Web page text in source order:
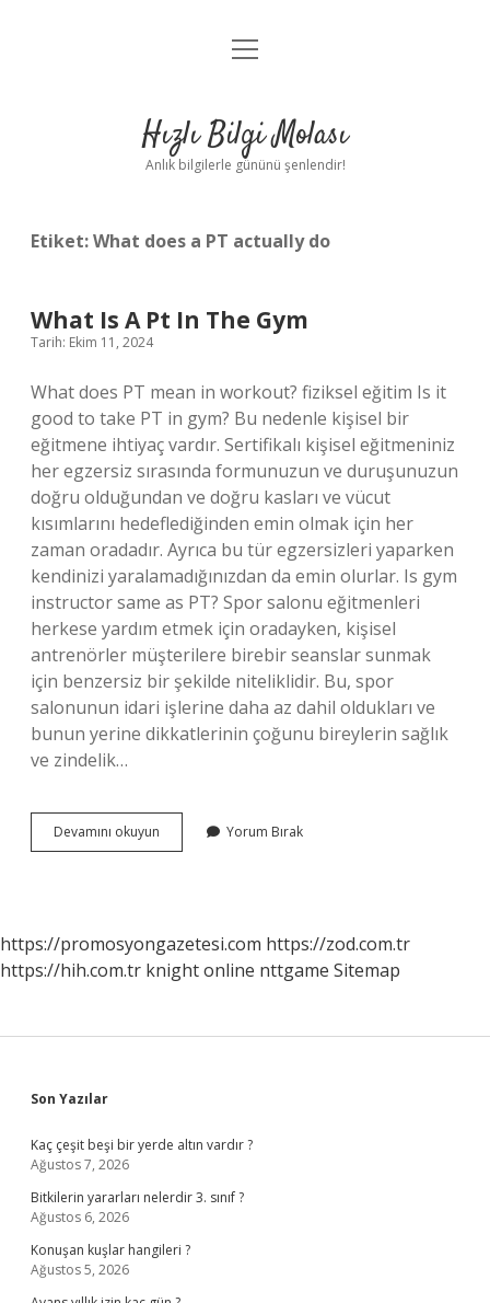
Anasayfa
Yasal Uyarı
menüyü
Hızlı Bilgi Molası
Anlık bilgilerle gününü şenlendir!
Etiket:What does a PT actually do
What Is A Pt In The Gym
Tarih: Ekim 11, 2024
What does PT mean in workout? fiziksel eğitim Is it
good to take PT in gym? Bu nedenle kişisel bir
eğitmene ihtiyaç vardır. Sertifikalı kişisel eğitmeniniz
her egzersiz sırasında formunuzun ve duruşunuzun
doğru olduğundan ve doğru kasları ve vücut
kısımlarını hedeflediğinden emin olmak için her
zaman oradadır. Ayrıca bu tür egzersizleri yaparken
kendinizi yaralamadığınızdan da emin olurlar. Is gym
instructor same as PT? Spor salonu eğitmenleri
herkese yardım etmek için oradayken, kişisel
antrenörler müşterilere birebir seanslar sunmak
için benzersiz bir şekilde niteliklidir. Bu, spor
salonunun idari işlerine daha az dahil oldukları ve
bunun yerine dikkatlerinin çoğunu bireylerin sağlık
ve zindelik…
Devamını okuyun
Is
Gym
Yorum Bırak
https://promosyongazetesi.com https://zod.com.tr
https://hih.com.tr knight online nttgame Sitemap
Sidebar
Son Yazılar
Kaç çeşit beşi bir yerde altın vardır ?
Ağustos 7, 2026
Bitkilerin yararları nelerdir 3. sınıf ?
Ağustos 6, 2026
Konuşan kuşlar hangileri ?
Ağustos 5, 2026